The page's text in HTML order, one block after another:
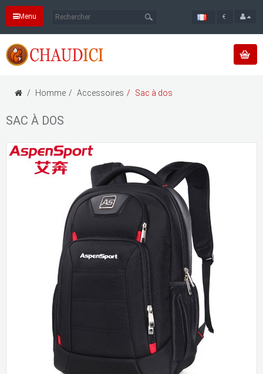
Menu €
Homme Accessoires Sac à dos
SAC À DOS